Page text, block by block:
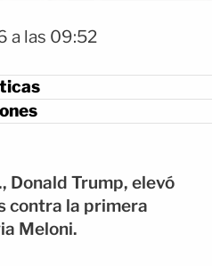
a las 09:52
Donald Trump, elevó
contra la primera
Meloni.